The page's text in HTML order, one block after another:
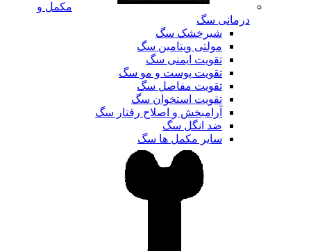
مکمل و
درمانی سگ
شیرخشک سگ
مولتی ویتامین سگ
تقویت ایمنی سگ
تقویت پوست و مو سگ
تقویت مفاصل سگ
تقویت استخوان سگ
آرامبخش و اصلاح رفتار سگ
ضد انگل سگ
سایر مکمل ها سگ